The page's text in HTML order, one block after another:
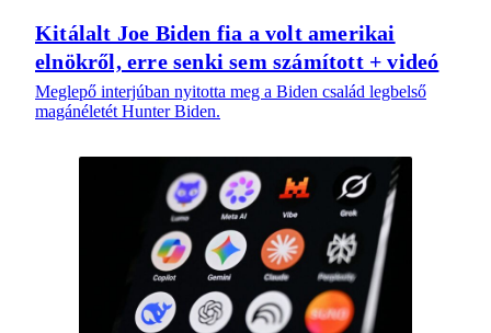
Kitálalt Joe Biden fia a volt amerikai
elnökről, erre senki sem számított + videó
Meglepő interjúban nyitotta meg a Biden család legbelső
magánéletét Hunter Biden.